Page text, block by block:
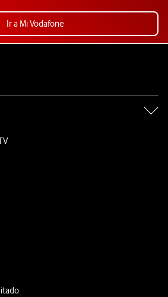
Ir a Mi Vodafone
sociales de Vodafone